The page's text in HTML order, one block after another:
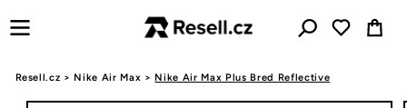
obsahu
Košík
Resell.cz > Nike Air Max > Nike Air Max Plus Bred Reflective